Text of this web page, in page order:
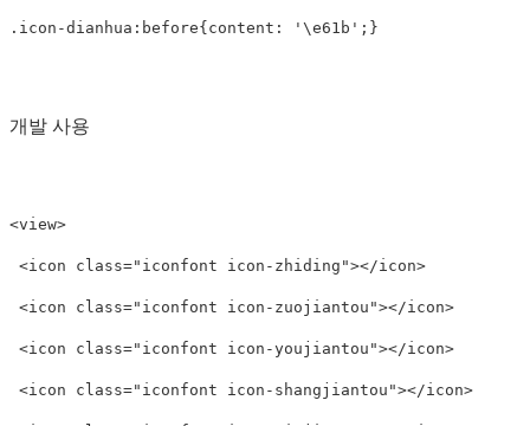
.icon-dianhua:before{content: '\e61b';}
개발 사용
<view>
<icon class="iconfont icon-zhiding"></icon>
<icon class="iconfont icon-zuojiantou"></icon>
<icon class="iconfont icon-youjiantou"></icon>
<icon class="iconfont icon-shangjiantou"></icon>